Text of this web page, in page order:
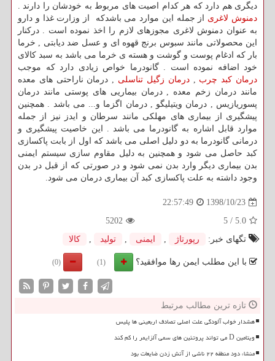
دیگری هم دارد که هر کدام اصیت های مربوط به خودشان را دارند .
دمنوش لاغری از جمله این موارد می باشدکه از وزارت غذا و دارو
به عنوان دمنوش لاغری مجوزهای لازم را اخذ نموده است . درکنار
این محصولاتی مانند سبوس برنج قهوه ای و عسل ضد دیابتی , خرما
بار که ادغام پوست و گوشت و هسته ی خرما می باشد به سبد کالای
خود اضافه نموده است . گانودرما خواص زیادی دارد که موجب
درمان کبد چرب ,درمان زگیل تناسلی , درمان ناراحتی های معده
مانند درمان زخم معده , درمان بیماریی های پوستی مانند درمان
پسوریازیس , درمان ویتیلیگو , درمان اگزما و... می باشد . همچنین
پیشگیری از بیماری های مهلکی مانند سرطان و ایدز نیز از جمله
موارد قابل اشاره به گانودرما می باشد . این خاصیت پیشگیری و
درمانی گانودرما به دو دلیل اصلی می باشد که اول از بابت پاکسازی
کبد حاصل می شود و همچنین به دلیل مقاوم سازی سیستم ایمنی
بدن بیماری دیگر وارد بدن نمی شود و در صورتی که از قبل در بدن
وجود داشته به علت پاکسازی کبد آن بیماری درمان می شود.
1398/10/23
22:57:49
5.0
/
5
5202
تگهای خبر:
رپورتاژ , ایمنی , تولید , كالا
با این مطلب ایمن رها موافقید؟ (1)
(0)
تازه ترین مطالب مرتبط
هشدار خواب آلودگی علت اصلی تصادف اربعینی ها پلیس
ویتامین D می تواند پروتئین های سمی آلزایمر را کم کند
منشاء دود منطقه ۲۲ ناشی از آتش زدن ضایعات بود